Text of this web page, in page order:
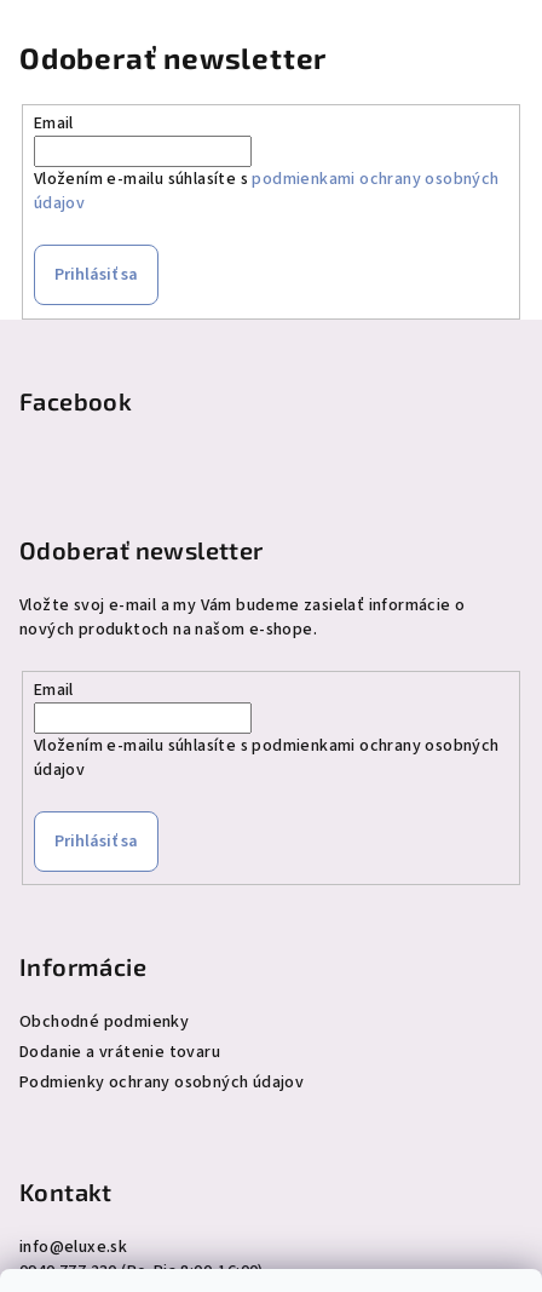
Odoberať newsletter
Email
Vložením e-mailu súhlasíte spodmienkami ochrany osobných
údajov
Prihlásiť sa
Facebook
Odoberať newsletter
Vložte svoj e-mail a my Vám budeme zasielať informácie o
nových produktoch na našom e-shope.
Email
Vložením e-mailu súhlasíte spodmienkami ochrany osobných
údajov
Prihlásiť sa
Informácie
Obchodné podmienky
Dodanie a vrátenie tovaru
Podmienky ochrany osobných údajov
Kontakt
info@eluxe.sk
0940 777 230 (Po-Pia 8:00-16:00)